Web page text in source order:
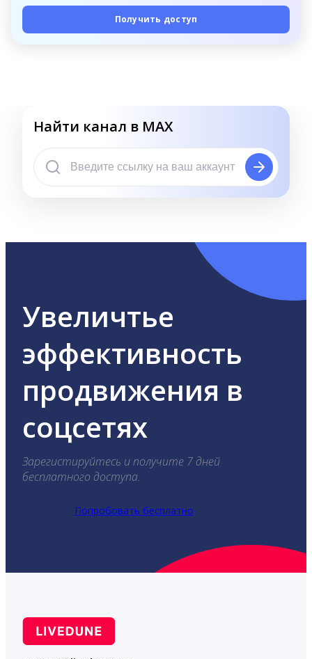
Получить доступ
Найти канал в MAX
Увеличтье
эффективность
продвижения в
соцсетях
Зарегистируйтесь и получите 7 дней
бесплатного доступа.
Попробовать бесплатно